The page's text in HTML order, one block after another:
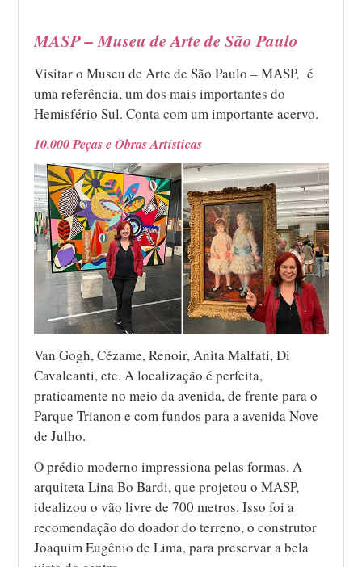
MASP – Museu de Arte de São Paulo
Visitar o Museu de Arte de São Paulo – MASP, é
uma referência, um dos mais importantes do
Hemisfério Sul. Conta com um importante acervo.
10.000 Peças e Obras Artísticas
Van Gogh, Cézame, Renoir, Anita Malfati, Di
Cavalcanti, etc. A localização é perfeita,
praticamente no meio da avenida, de frente para o
Parque Trianon e com fundos para a avenida Nove
de Julho.
O prédio moderno impressiona pelas formas. A
arquiteta Lina Bo Bardi, que projetou o MASP,
idealizou o vão livre de 700 metros. Isso foi a
recomendação do doador do terreno, o construtor
Joaquim Eugênio de Lima, para preservar a bela